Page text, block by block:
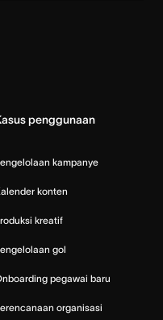
penggunaan
kampanye
konten
kreatif
gol
pegawai baru
organisasi